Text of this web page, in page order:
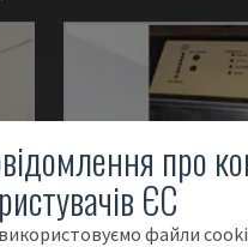
про
ЄС
файли